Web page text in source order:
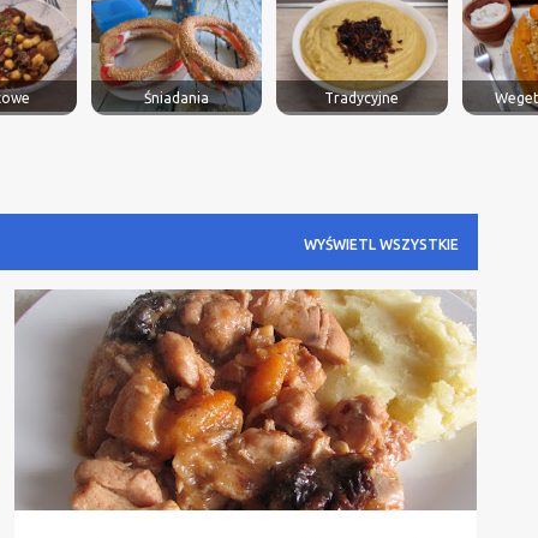
Śniadania Tradycyjne
WYŚWIETL WSZYSTKIE
DANIE GŁÓWNE KURCZAK Z MIĘSEM